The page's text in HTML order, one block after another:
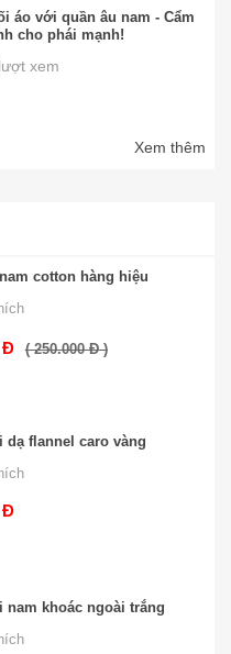
áo với quần âu nam - Cẩm
cho phái mạnh!
xem
Xem thêm
cotton hàng hiệu
Đ ( 250.000 Đ )
dạ flannel caro vàng
Đ
nam khoác ngoài trắng